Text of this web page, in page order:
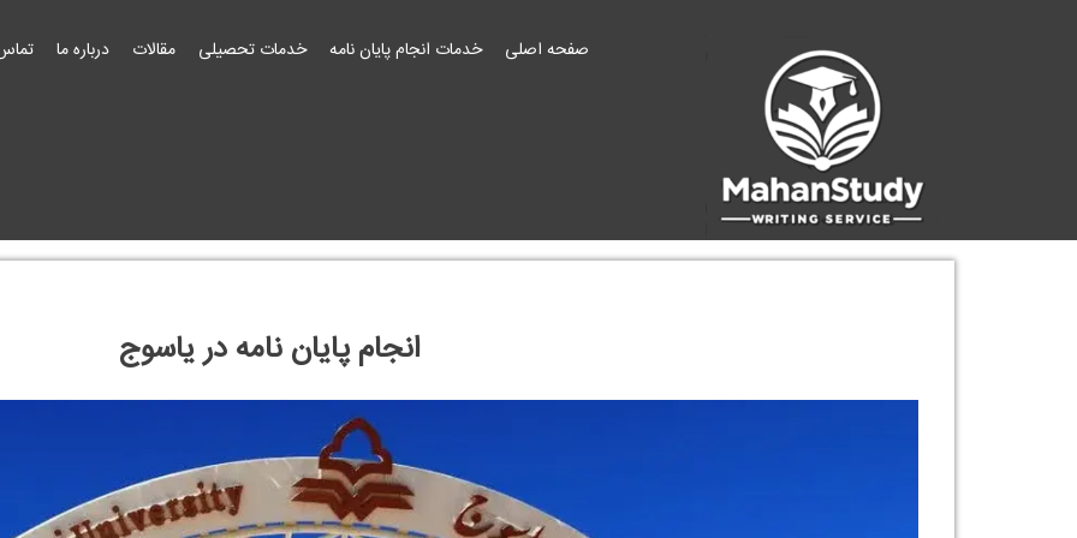
صفحه اصلی خدمات انجام پایان نامه خدمات تحصیلی مقالات درباره ما
انجام پایان نامه در یاسوج